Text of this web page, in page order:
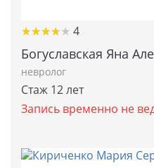
★★★★★
★★★★★ 4
Богуславская Яна
невролог
Стаж 12 лет
Запись временно не